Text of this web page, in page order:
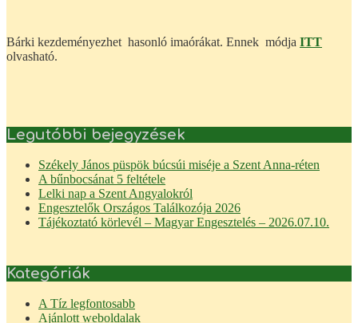
Bárki kezdeményezhet hasonló imaórákat. Ennek módja ITT
olvasható.
Legutóbbi bejegyzések
Székely János püspök búcsúi miséje a Szent Anna-réten
A bűnbocsánat 5 feltétele
Lelki nap a Szent Angyalokról
Engesztelők Országos Találkozója 2026
Tájékoztató körlevél – Magyar Engesztelés – 2026.07.10.
Kategóriák
A Tíz legfontosabb
Ajánlott weboldalak